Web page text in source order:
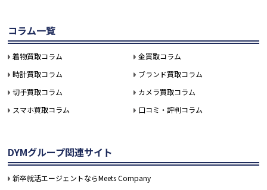
コラム一覧
着物買取コラム
金買取コラム
時計買取コラム
ブランド買取コラム
切手買取コラム
カメラ買取コラム
スマホ買取コラム
口コミ・評判コラム
DYMグループ関連サイト
新卒就活エージェントならMeets Company